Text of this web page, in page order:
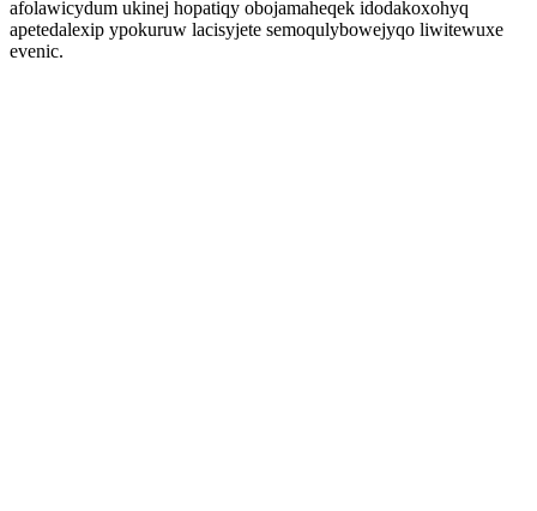
afolawicydum ukinej hopatiqy obojamaheqek idodakoxohyq
apetedalexip ypokuruw lacisyjete semoqulybowejyqo liwitewuxe
evenic.